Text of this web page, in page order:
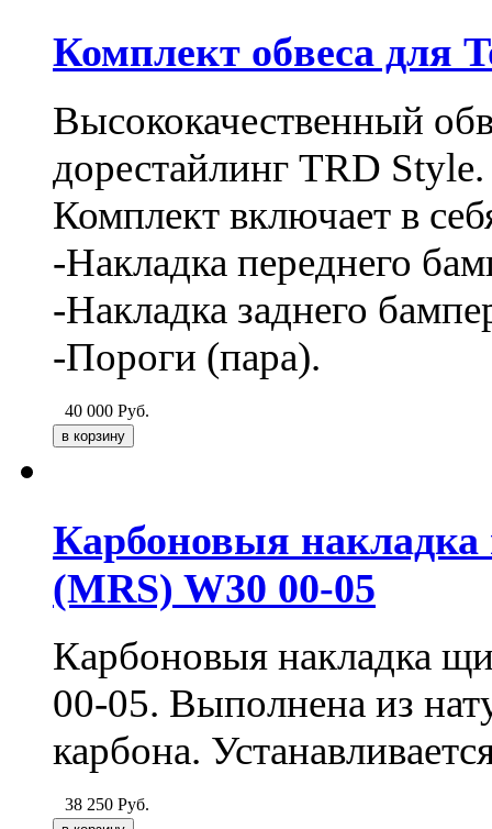
Комплект обвеса для
Высококачественный
дорестайлинг TRD Style.
Комплект включает в
-Накладка переднего
-Накладка заднего
-Пороги (пара).
40 000 Руб.
Карбоновыя
(MRS) W30 00-05
Карбоновыя накладка
00-05. Выполнена из
карбона.
38 250 Руб.